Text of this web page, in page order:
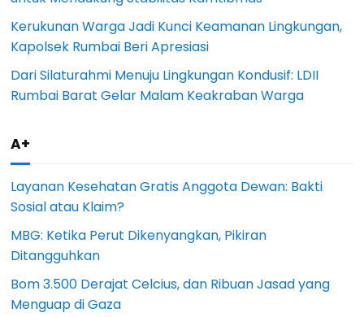
Kerukunan Warga Jadi Kunci Keamanan Lingkungan,
Kapolsek Rumbai Beri Apresiasi
Dari Silaturahmi Menuju Lingkungan Kondusif: LDII
Rumbai Barat Gelar Malam Keakraban Warga
A+
Layanan Kesehatan Gratis Anggota Dewan: Bakti
Sosial atau Klaim?
MBG: Ketika Perut Dikenyangkan, Pikiran
Ditangguhkan
Bom 3.500 Derajat Celcius, dan Ribuan Jasad yang
Menguap di Gaza